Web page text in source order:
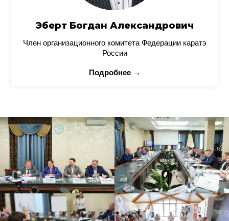
Эберт Богдан Александрович
Член организационного комитета Федерации каратэ
России
Подробнее →